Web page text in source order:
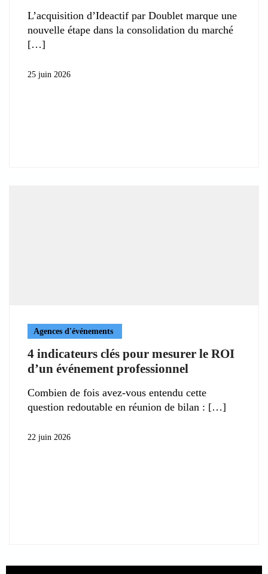
L’acquisition d’Ideactif par Doublet marque une
nouvelle étape dans la consolidation du marché
25 juin 2026
Agences d'événements
4 indicateurs clés pour mesurer le ROI
d’un événement professionnel
Combien de fois avez-vous entendu cette
question redoutable en réunion de bilan :
22 juin 2026